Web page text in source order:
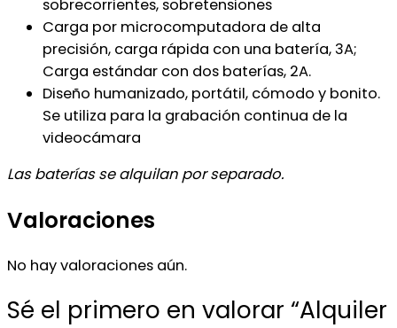
sobrecorrientes, sobretensiones
Carga por microcomputadora de alta
precisión, carga rápida con una batería, 3A;
Carga estándar con dos baterías, 2A.
Diseño humanizado, portátil, cómodo y bonito.
Se utiliza para la grabación continua de la
videocámara
Las baterías se alquilan por separado.
Valoraciones
No hay valoraciones aún.
Sé el primero en valorar “Alquiler